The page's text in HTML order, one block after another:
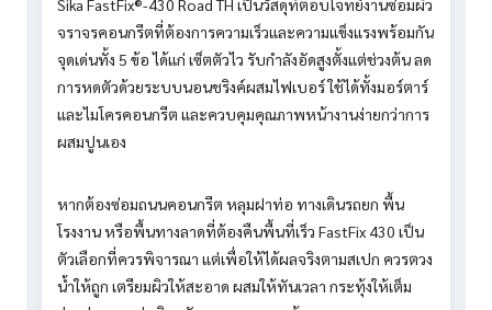
Sika FastFix®-430 Road TH เป็นวัสดุที่ตอบโจทย์งานซ่อมผิว
จราจรคอนกรีตที่ต้องการความเร็วและความแข็งแรงพร้อมกัน
จุดเด่นทั้ง 5 ข้อ ได้แก่ เซ็ตตัวไว รับกำลังอัดสูงตั้งแต่ช่วงต้น ลด
การหดตัวด้วยระบบนอนชริงค์ผสมไฟเบอร์ ใช้ได้ทั้งมอร์ตาร์
และไมโครคอนกรีต และควบคุมคุณภาพหน้างานง่ายกว่าการ
ผสมปูนเอง
หากต้องซ่อมถนนคอนกรีต หลุมฝาท่อ ทางเดินรถยก พื้น
โรงงาน หรือพื้นทางลาดที่ต้องคืนพื้นที่เร็ว FastFix 430 เป็น
ตัวเลือกที่ควรพิจารณา แต่เพื่อให้ได้ผลจริงตามสเปก ควรตวง
น้ำให้ถูก เตรียมผิวให้สะอาด ผสมให้ทันเวลา กระทุ้งให้เต็ม